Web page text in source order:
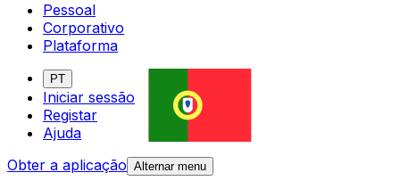
Pessoal
Corporativo
Plataforma
PT
Iniciar sessão
Registar
Ajuda
Obter a aplicação Alternar menu